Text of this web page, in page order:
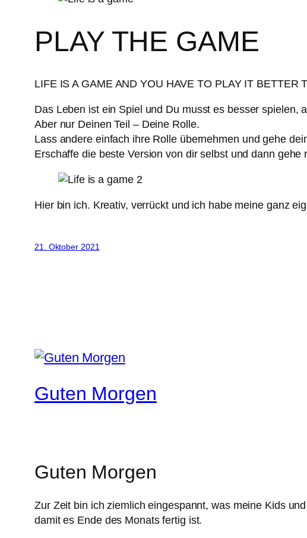
PLAY THE GAME
LIFE IS A GAME AND YOU HAVE TO PLAY IT BETTER
Das Leben ist ein Spiel und Du musst es besser spielen,
Aber nur Deinen Teil – Deine Rolle.
Lass andere einfach ihre Rolle übernehmen und gehe
Erschaffe die beste Version von dir selbst und dann gehe
Hier bin ich. Kreativ, verrückt und ich habe meine ganz
21. Oktober 2021
Guten Morgen
Guten Morgen
Zur Zeit bin ich ziemlich eingespannt, was meine Kids
damit es Ende des Monats fertig ist.